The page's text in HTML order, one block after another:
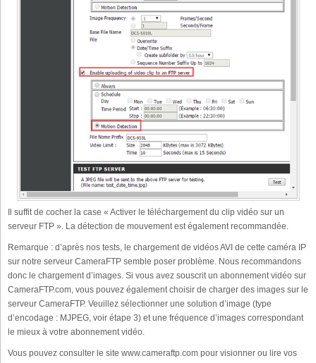
Il suffit de cocher la case « Activer le téléchargement du clip vidéo sur un
serveur FTP ». La détection de mouvement est également recommandée.
Remarque : d’après nos tests, le chargement de vidéos AVI de cette caméra IP
sur notre serveur CameraFTP semble poser problème. Nous recommandons
donc le chargement d’images. Si vous avez souscrit un abonnement vidéo sur
CameraFTP.com, vous pouvez également choisir de charger des images sur le
serveur CameraFTP. Veuillez sélectionner une solution d’image (type
d’encodage : MJPEG, voir étape 3) et une fréquence d’images correspondant
le mieux à votre abonnement vidéo.
Vous pouvez consulter le site www.cameraftp.com pour visionner ou lire vos